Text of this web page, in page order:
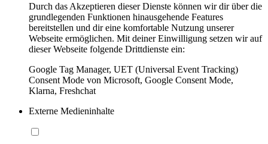
Durch das Akzeptieren dieser Dienste können wir dir über die
grundlegenden Funktionen hinausgehende Features
bereitstellen und dir eine komfortable Nutzung unserer
Webseite ermöglichen. Mit deiner Einwilligung setzen wir auf
dieser Webseite folgende Drittdienste ein:
Google Tag Manager, UET (Universal Event Tracking)
Consent Mode von Microsoft, Google Consent Mode,
Klarna, Freshchat
Externe Medieninhalte